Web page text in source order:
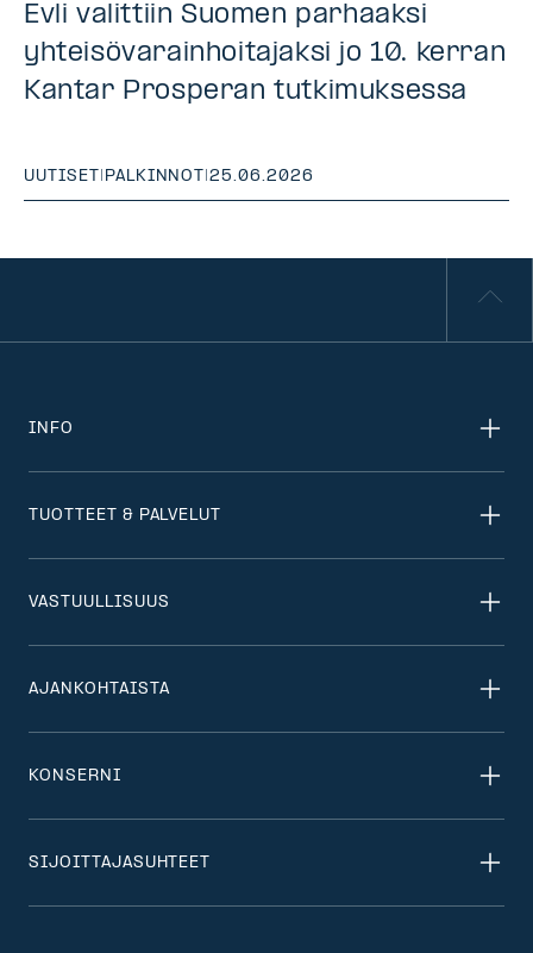
Evli valittiin Suomen parhaaksi
yhteisövarainhoitajaksi jo 10. kerran
Kantar Prosperan tutkimuksessa
UUTISET | PALKINNOT |25.06.2026
INFO
TUOTTEET & PALVELUT
VASTUULLISUUS
AJANKOHTAISTA
KONSERNI
SIJOITTAJASUHTEET